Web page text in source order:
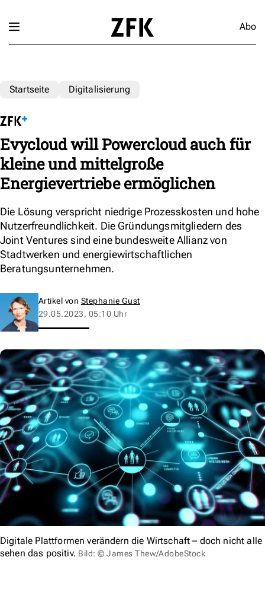
Abo
Startseite Digitalisierung
Evycloud will Powercloud auch für
kleine und mittelgroße
Energievertriebe ermöglichen
Die Lösung verspricht niedrige Prozesskosten und hohe
Nutzerfreundlichkeit. Die Gründungsmitgliedern des
Joint Ventures sind eine bundesweite Allianz von
Stadtwerken und energiewirtschaftlichen
Beratungsunternehmen.
Artikel von Stephanie Gust
29.05.2023, 05:10 Uhr
Digitale Plattformen verändern die Wirtschaft – doch nicht alle
sehen das positiv. Bild: © James Thew/AdobeStock